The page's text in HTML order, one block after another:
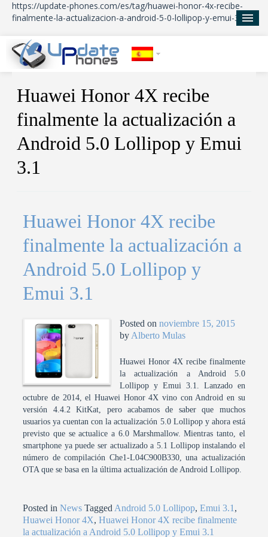
https://update-phones.com/es/tag/huawei-honor-4x-recibe-
finalmente-la-actualizacion-a-android-5-0-lollipop-y-emui-3-1/
Actualizaciones
Noticias
Acerca de
Huawei Honor 4X recibe
finalmente la actualización a
Android 5.0 Lollipop y Emui
3.1
Huawei Honor 4X recibe
finalmente la actualización a
Android 5.0 Lollipop y
Emui 3.1
Posted onnoviembre 15, 2015
by Alberto Mulas
Huawei Honor 4X recibe finalmente
la actualización a Android 5.0
Lollipop y Emui 3.1. Lanzado en
octubre de 2014, el Huawei Honor 4X vino con Android en su
versión 4.4.2 KitKat, pero acabamos de saber que muchos
usuarios ya cuentan con la actualización 5.0 Lollipop y ahora está
previsto que se actualice a 6.0 Marshmallow. Mientras tanto, el
smartphone ya puede ser actualizado a 5.1 Lollipop instalando el
número de compilación Che1-L04C900B330, una actualización
OTA que se basa en la última actualización de Android Lollipop.
Posted inNews Tagged Android 5.0 Lollipop,Emui 3.1 ,
Huawei Honor 4X,Huawei Honor 4X recibe finalmente
la actualización a Android 5.0 Lollipop y Emui 3.1